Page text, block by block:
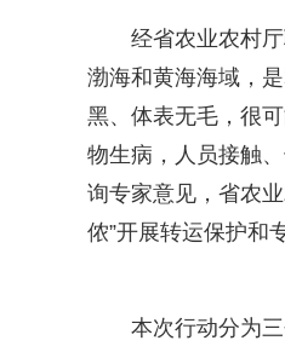
经省农业农村
渤海和黄海海域，
黑、体表无毛，很
物生病，人员接触
询专家意见，省农
侬”开展转运保护和
本次行动分为